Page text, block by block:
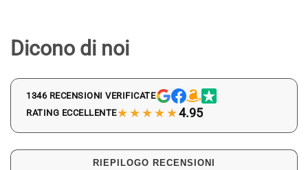
Dicono di noi
1346 RECENSIONI VERIFICATE
RATING ECCELLENTE★★★★★4.95
RIEPILOGO RECENSIONI